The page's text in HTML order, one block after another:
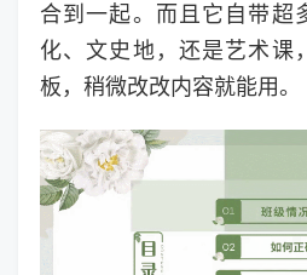
合到一起。而且它自带超
化、文史地，还是艺术课
板，稍微改改内容就能用。